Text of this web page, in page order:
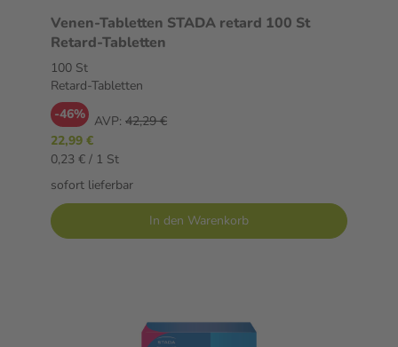
Venen-Tabletten STADA retard 100 St
Retard-Tabletten
100 St
Retard-Tabletten
-46% AVP: 42,29 €
22,99 €
0,23 € / 1 St
sofort lieferbar
In den Warenkorb